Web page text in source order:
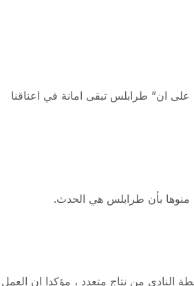
ان” طرابلس تبقى امانة في اعناقنا
منوها بأن طرابلس هي الحدث.
النادي من نتاج متعدد ، مؤكدا ان العمل